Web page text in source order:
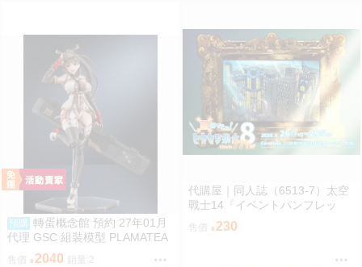
預購
轉蛋概念館 預約 27年01月
代理 GSC 組裝模型 PLAMATEA
繪師toridamono MX醬 約16公分
售價 2040 銷量:2
代購屋｜同人誌（6513-7）太空
戰士14『イベントパンフレッ
ト』【頭割り】運営 なては
售價 230